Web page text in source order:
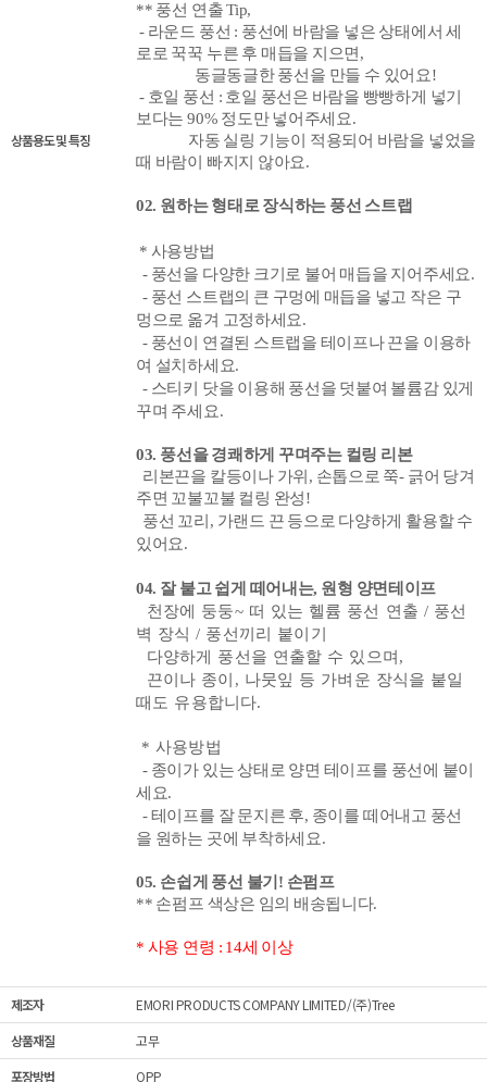
상품용도 및 특징
** 풍선 연출 Tip,
- 라운드 풍선 : 풍선에 바람을 넣은 상태에서 세
로로 꾹꾹 누른 후 매듭을 지으면,
동글동글한 풍선을 만들 수 있어요!
- 호일 풍선 : 호일 풍선은 바람을 빵빵하게 넣기
보다는 90% 정도만 넣어주세요.
자동 실링 기능이 적용되어 바람을 넣었을
때 바람이 빠지지 않아요.
02. 원하는 형태로 장식하는 풍선 스트랩
* 사용방법
- 풍선을 다양한 크기로 불어 매듭을 지어주세요.
- 풍선 스트랩의 큰 구멍에 매듭을 넣고 작은 구
멍으로 옮겨 고정하세요.
- 풍선이 연결된 스트랩을 테이프나 끈을 이용하
여 설치하세요.
- 스티키 닷을 이용해 풍선을 덧붙여 볼륨감 있게
꾸며 주세요.
03. 풍선을 경쾌하게 꾸며주는 컬링 리본
리본끈을 칼등이나 가위, 손톱으로 쭉- 긁어 당겨
주면 꼬불꼬불 컬링 완성!
풍선 꼬리, 가랜드 끈 등으로 다양하게 활용할 수
있어요.
04. 잘 붙고 쉽게 떼어내는, 원형 양면테이프
천장에 둥둥~ 떠 있는 헬륨 풍선 연출 / 풍선
벽 장식 / 풍선끼리 붙이기
다양하게 풍선을 연출할 수 있으며,
끈이나 종이, 나뭇잎 등 가벼운 장식을 붙일
때도 유용합니다.
* 사용방법
- 종이 가 있는 상태로 양면 테이프를 풍선에 붙이
세요.
- 테이프를 잘 문지른 후, 종이를 떼어내고 풍선
을 원하는 곳에 부착하세요.
05. 손쉽게 풍선 불기! 손펌프
** 손펌프 색상은 임의 배송됩니다.
* 사용 연령 : 14세 이상
제조자
EMORI PRODUCTS COMPANY LIMITED/(주)Tree
상품재질
고무
포장방법
OPP